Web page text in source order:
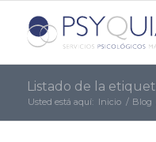
Listado de la
Usted está aquí: Inicio / Blog